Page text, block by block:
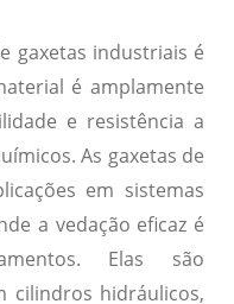
gaxetas industriais é
é amplamente
e resistência a
As gaxetas de
em sistemas
a vedação eficaz é
Elas são
cilindros hidráulicos,